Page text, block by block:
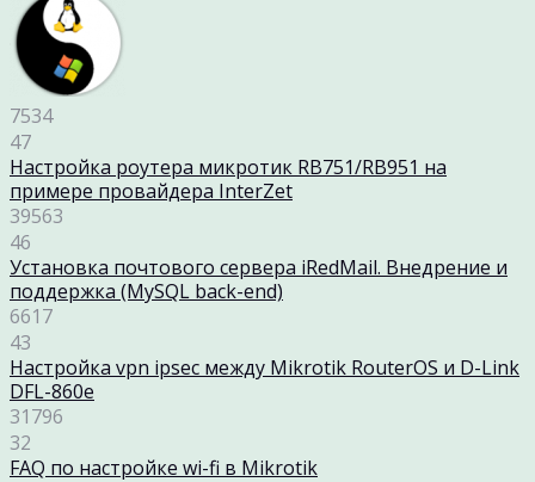
7534
47
Настройка роутера микротик RB751/RB951 на
примере провайдера InterZet
39563
46
Установка почтового сервера iRedMail. Внедрение и
поддержка (MySQL back-end)
6617
43
Настройка vpn ipsec между Mikrotik RouterOS и D-Link
DFL-860e
31796
32
FAQ по настройке wi-fi в Mikrotik